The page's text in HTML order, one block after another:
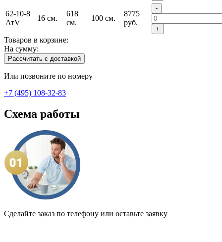
62-10-8
АтV
16 см.
618
см.
100 см.
8775
руб.
-
+
Товаров в корзине:
На сумму:
Рассчитать с доставкой
Или позвоните по номеру
+7 (495) 108-32-83
Схема работы
Сделайте заказ по телефону или оставьте заявку